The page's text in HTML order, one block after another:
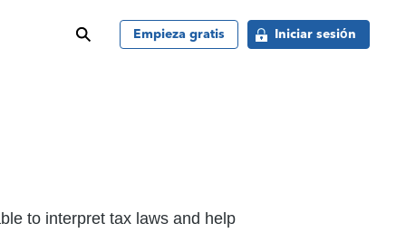
buscarEmpieza gratis Iniciar sesión
to interpret tax laws and help